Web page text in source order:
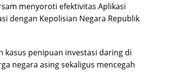
menyoroti efektivitas Aplikasi
dengan Kepolisian Negara Republik
penipuan investasi daring di
negara asing sekaligus mencegah